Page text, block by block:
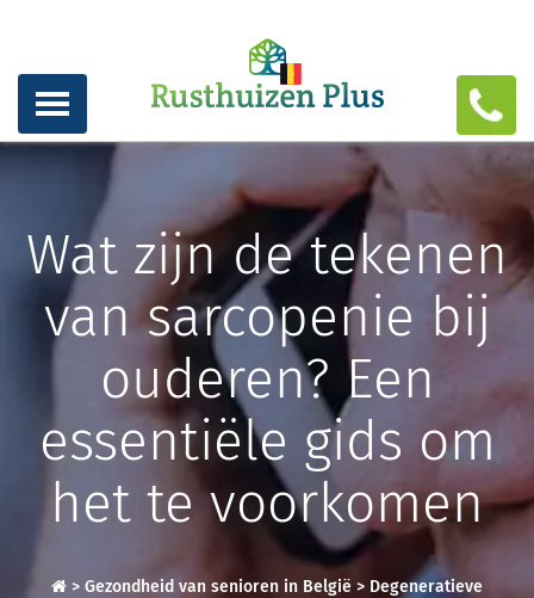
Wat zijn de tekenen
van sarcopenie bij
ouderen? Een
essentiële gids om
het te voorkomen
> Gezondheid van senioren in België > Degeneratieve